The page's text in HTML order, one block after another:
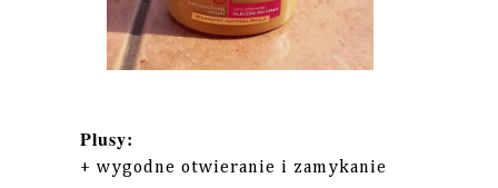
Plusy:
+ wygodne otwieranie i zamykanie